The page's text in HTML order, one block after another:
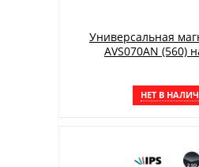
Универсальная
AVS070AN (560)
НЕТ В